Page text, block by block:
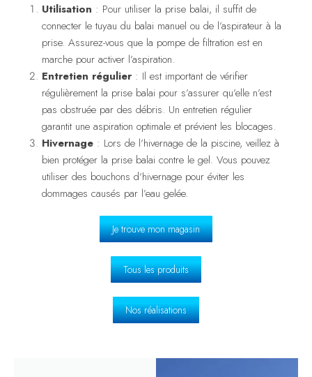
Utilisation : Pour utiliser la prise balai, il suffit de
connecter le tuyau du balai manuel ou de l’aspirateur à la
prise. Assurez-vous que la pompe de filtration est en
marche pour activer l’aspiration.
Entretien régulier : Il est important de vérifier
régulièrement la prise balai pour s’assurer qu’elle n’est
pas obstruée par des débris. Un entretien régulier
garantit une aspiration optimale et prévient les blocages.
Hivernage : Lors de l’hivernage de la piscine, veillez à
bien protéger la prise balai contre le gel. Vous pouvez
utiliser des bouchons d’hivernage pour éviter les
dommages causés par l’eau gelée.
Je trouve mon magasin
Tous les produits
Nos réalisations